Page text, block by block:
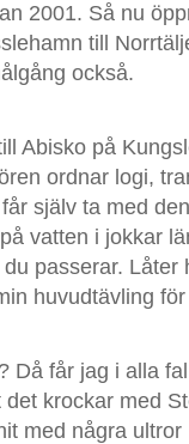
2001. Så nu
till
också.
Abisko på
ordnar logi,
själv ta med
vatten i jokkar
passerar. Låter
huvudtävling
Då får jag i alla
krockar med
med några ultror